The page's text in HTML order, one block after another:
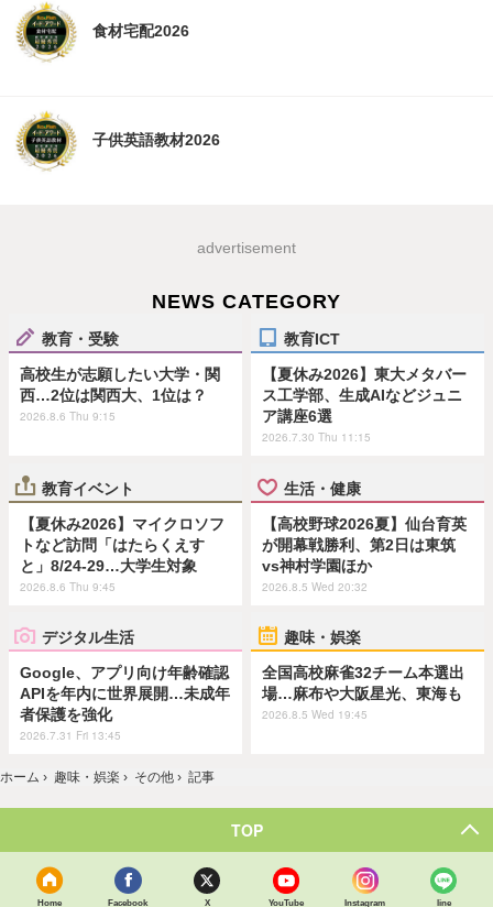
食材宅配2026
子供英語教材2026
advertisement
NEWS CATEGORY
教育・受験
高校生が志願したい大学・関
西…2位は関西大、1位は？
2026.8.6 Thu 9:15
教育ICT
【夏休み2026】東大メタバー
ス工学部、生成AIなどジュニ
ア講座6選
2026.7.30 Thu 11:15
教育イベント
【夏休み2026】マイクロソフ
トなど訪問「はたらくえす
と」8/24-29…大学生対象
2026.8.6 Thu 9:45
生活・健康
【高校野球2026夏】仙台育英
が開幕戦勝利、第2日は東筑
vs神村学園ほか
2026.8.5 Wed 20:32
デジタル生活
Google、アプリ向け年齢確認
APIを年内に世界展開…未成年
者保護を強化
2026.7.31 Fri 13:45
趣味・娯楽
全国高校麻雀32チーム本選出
場…麻布や大阪星光、東海も
2026.8.5 Wed 19:45
ホーム › 趣味・娯楽 › その他 › 記事
TOP
Home Facebook X YouTube Instagram line